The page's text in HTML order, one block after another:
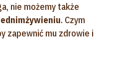
nie możemy także
żywieniu. Czym
zapewnić mu zdrowie i